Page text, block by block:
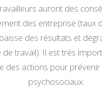
auront des
des entreprise (taux
des résultats et
de travail). Il est très
des actions pour prévenir
psychosociaux.